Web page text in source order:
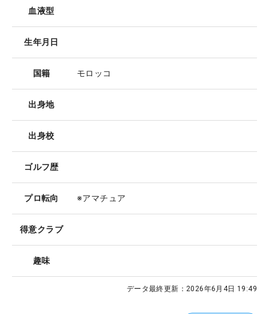
血液型
生年月日
国籍 モロッコ
出身地
出身校
ゴルフ歴
プロ転向 ※アマチュア
得意クラブ
趣味
データ最終更新： 2026年6月4日 19:49